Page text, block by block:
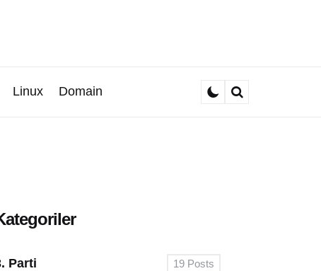
Linux
Domain
Parti 19 Posts